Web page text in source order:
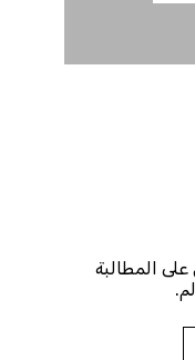
على المطالبة